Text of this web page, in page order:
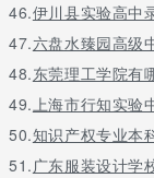
46.伊川县实验高中
47.六盘水臻园高级
48.东莞理工学院有
49.上海市行知实验
50.知识产权专业本
51.广东服装设计学